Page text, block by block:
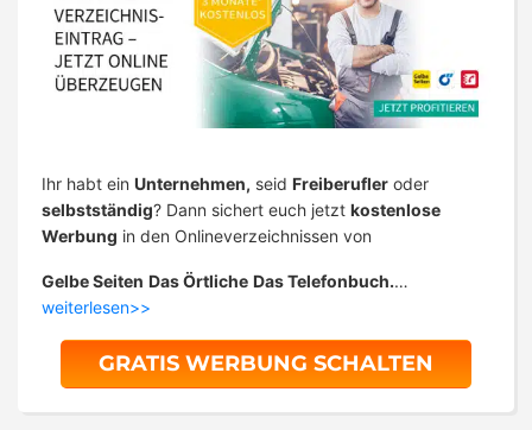
Ihr habt ein Unternehmen, seid Freiberufler oder
selbstständig? Dann sichert euch jetzt kostenlose
Werbung in den Onlineverzeichnissen von
Gelbe Seiten Das Örtliche Das Telefonbuch.…
weiterlesen>>
GRATIS WERBUNG SCHALTEN